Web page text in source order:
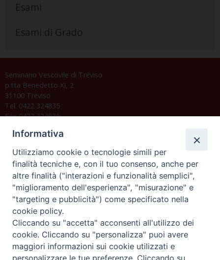
Esami
Esami di Grado
Seminario Vescovile di Treviso
p.tta Benedetto XI, 2
31100 Treviso
Tel. 0422 324835
Fax 0422 324836
C.F. 94004060268
Orario di segreteria
Lunedì 17.30-19.30
Martedì 17.30-19.30
Mercoledì 17.30-19.30
Giovedì 17.30-19.30
Venerdì chiuso
Sabato 9.30-11.30
Informativa
Utilizziamo cookie o tecnologie simili per
finalità tecniche e, con il tuo consenso, anche per
altre finalità ("interazioni e funzionalità semplici",
"miglioramento dell'esperienza", "misurazione" e
"targeting e pubblicità") come specificato nella
cookie policy.
Cliccando su "accetta" acconsenti all'utilizzo dei
cookie. Cliccando su "personalizza" puoi avere
maggiori informazioni sui cookie utilizzati e
personalizzare le tue preferenze. Cliccando su